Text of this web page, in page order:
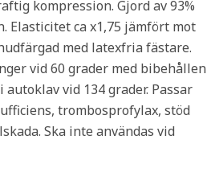
kompression. Gjord av 93%
Elasticitet ca x1,75 jämfört mot
med latexfria fästare.
vid 60 grader med bibehållen
vid 134 grader. Passar
trombosprofylax, stöd
Ska inte användas vid